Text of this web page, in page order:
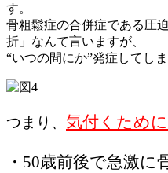
す。
骨粗鬆症の合併症である圧
折」なんて言いますが、
“いつの間にか”発症してし
つまり、 気付くため
・50歳前後で急激